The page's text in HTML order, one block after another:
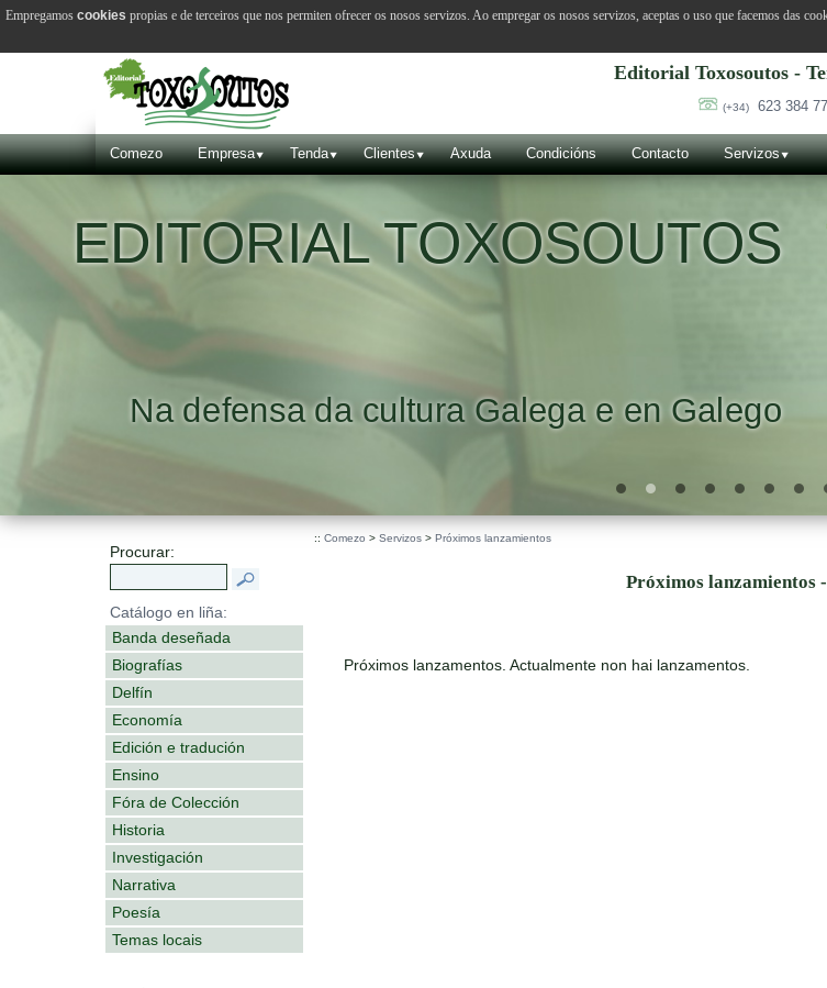
Editorial Toxosoutos -
(+34) 623 384
Comezo Empresa Tenda Clientes Axuda Condicións Contacto Servizos
EDITORIAL TOXOSOUTOS
Na defensa da cultura Galega e en Galego
Procurar:
Catálogo en liña:
Banda deseñada
Biografías
Delfín
Economía
Edición e tradución
Ensino
Fóra de Colección
Historia
Investigación
Narrativa
Poesía
Temas locais
:: Comezo > Servizos > Próximos lanzamientos
Próximos lanzamientos
Próximos lanzamentos. Actualmente non hai lanzamentos.
Empregamos cookies propias e de terceiros que nos permiten ofrecer os nosos servizos. Ao empregar os nosos servizos, aceptas o uso que facemos das